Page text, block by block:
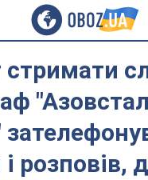
стримати
розповів,